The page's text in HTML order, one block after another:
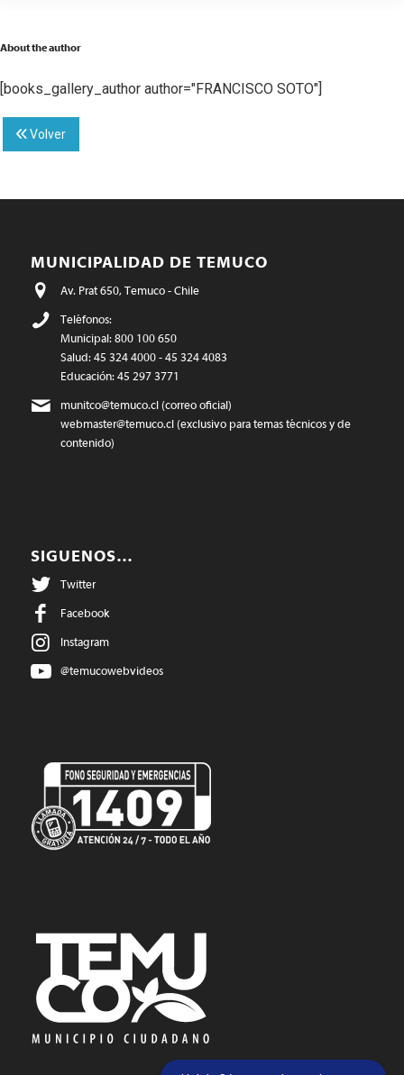
About the author
[books_gallery_author author="FRANCISCO SOTO"]
Volver
MUNICIPALIDAD DE TEMUCO
Av. Prat 650, Temuco - Chile
Teléfonos:
Municipal: 800 100 650
Salud: 45 324 4000 - 45 324 4083
Educación: 45 297 3771
munitco@temuco.cl(correo oficial)
webmaster@temuco.cl(exclusivo para temas técnicos y de
contenido)
SIGUENOS…
Twitter
Facebook
Instagram
@temucowebvideos